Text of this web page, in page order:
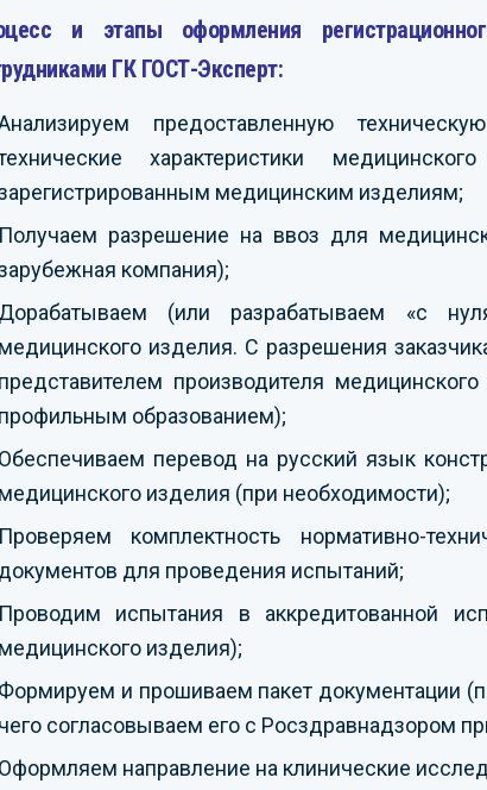
и этапы оформления
ГК ГОСТ-Эксперт:
предоставленную
характеристики
медицинским изделиям;
разрешение на ввоз для
компания);
(или разрабатываем «с
изделия. С разрешения
производителя
образованием);
перевод на русский язык
изделия (при необходимости);
комплектность нормативно-
для проведения испытаний;
испытания в аккредитованной
изделия);
и прошиваем пакет документации
согласовываем его с Росздравнадзором
направление на клинические